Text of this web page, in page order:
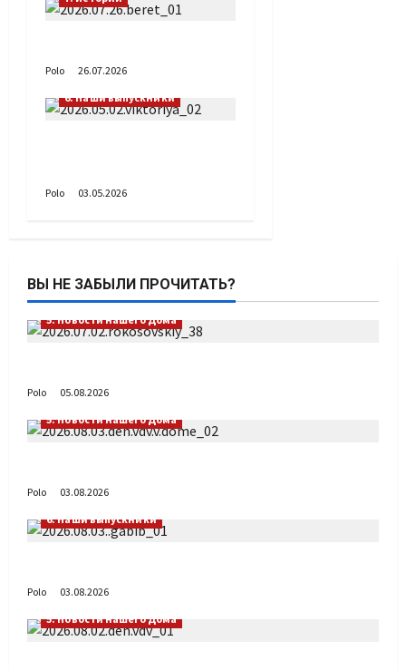
Polo 26.07.2026
1. При поддержке Фонда Президентских грантов
6. Наши выпускники
Polo 03.05.2026
ВЫ НЕ ЗАБЫЛИ ПРОЧИТАТЬ?
5. Новости нашего Дома
Polo
05.08.2026
5. Новости нашего Дома
Polo
03.08.2026
6. Наши выпускники
Polo
03.08.2026
5. Новости нашего Дома